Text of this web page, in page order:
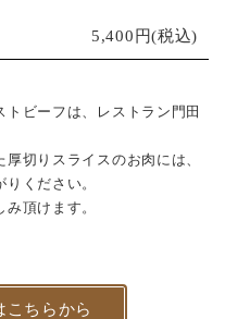
5,400円(税込)
ビーフは、レストラン門田
切りスライスのお肉には、
ください。
頂けます。
こちらから